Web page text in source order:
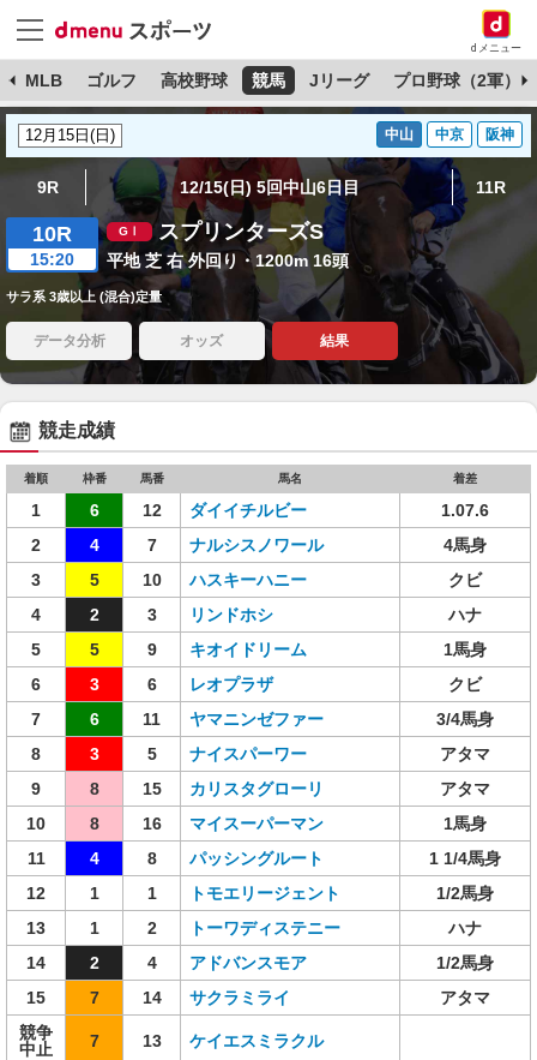
dメニュー
MLB ゴルフ 高校野球 競馬 Jリーグ プロ野球（2軍）
中山 中京 阪神
9R 12/15(日) 5回中山6日目 11R
10R
15:20
スプリンターズS
平地 芝 右 外回り・1200m 16頭
サラ系 3歳以上 (混合)定量
データ分析 オッズ 結果
競走成績
着順 枠番 馬番 馬名 着差
1 6 12 ダイイチルビー
1.07.6
2
4 7 ナルシスノワール
4馬身
3
5 10 ハスキーハニー
クビ
4
2 3 リンドホシ
ハナ
5
5 9 キオイドリーム
1馬身
6
3 6 レオプラザ
クビ
7
6 11 ヤマニンゼファー
3/4馬身
8
3 5 ナイスパーワー
アタマ
9
8 15 カリスタグローリ
アタマ
10
8 16 マイスーパーマン
1馬身
11
4 8 パッシングルート
1 1/4馬身
12
1 1 トモエリージェント
1/2馬身
13
1 2 トーワディステニー
ハナ
14
2 4 アドバンスモア
1/2馬身
15
7 14 サクラミライ
アタマ
競争
中止
7 13 ケイエスミラクル